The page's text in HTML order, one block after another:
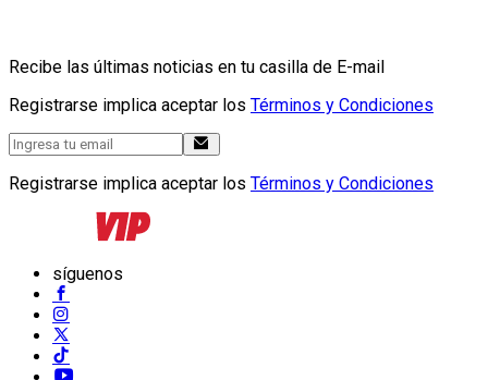
Recibe las últimas noticias en tu casilla de E-mail
Registrarse implica aceptar los Términos y Condiciones
Registrarse implica aceptar los Términos y Condiciones
síguenos